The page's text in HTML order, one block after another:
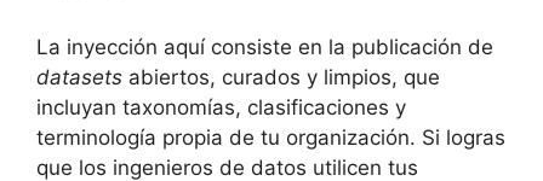
La inyección aquí consiste en la publicación de
datasets abiertos, curados y limpios, que
incluyan taxonomías, clasificaciones y
terminología propia de tu organización. Si logras
que los ingenieros de datos utilicen tus